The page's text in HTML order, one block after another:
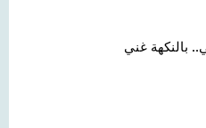
بالنكهة غني